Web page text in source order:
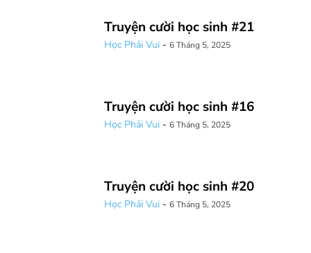
Truyện cười học sinh #21
Học Phải Vui - 6 Tháng 5, 2025
Truyện cười học sinh #16
Học Phải Vui - 6 Tháng 5, 2025
Truyện cười học sinh #20
Học Phải Vui - 6 Tháng 5, 2025